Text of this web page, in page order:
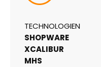
TECHNOLOGIEN
SHOPWARE
XCALIBUR
MHS